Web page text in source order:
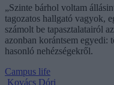
„Szinte bárhol voltam
tagozatos hallgató vagyok,
számolt be tapasztalatairól
azonban korántsem egyedi:
hasonló nehézségekről.
Campus life
Kovács Dóri